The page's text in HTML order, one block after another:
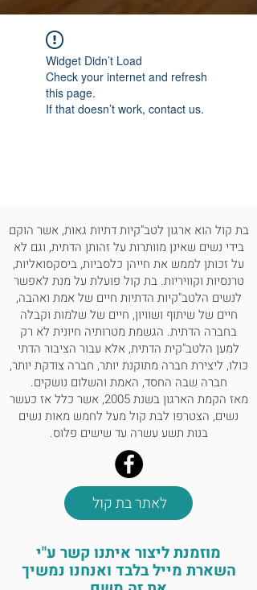
Widget Didn’t Load
Check your internet and refresh
this page.
If that doesn’t work, contact us.
בת קול הוא ארגון לטב"קיות דתיות גאות, אשר הוקם
בידי נשים שאינן מוותרות על זהותן הדתית, וגם לא
על זכותן לממש את חייהן כלסביות, ביסקסואליות,
טרנסיות וקוויריות. בת קול פועלת על מנת לאפשר
לנשים הלטב"קיות הדתיות חיים של אמת ואהבה,
חיים של שיתוף ושוויון, חיים של שלמות וקבלה
בחברה הדתית. הגשמת מטרותיה חיונית לא רק
למען הלטב"קית הדתית, אלא עבור הציבור הדתי
כולו, ליצירת חברה מתוקנת יותר, חברה צודקת יותר,
חברה שבה החסד, האמת והשלום נושקים.
מאז הקמת הארגון בשנת 2005, אשר כלל אז כעשר
נשים, הצטרפו לבת קול מעל לחמש מאות נשים
בנות תשע עשרה עד שישים פלוס.
לאתר בת קול
מוזמנת ליצור איתנו קשר ע"י
השארת מייל בלבד ואנחנו נמשיך